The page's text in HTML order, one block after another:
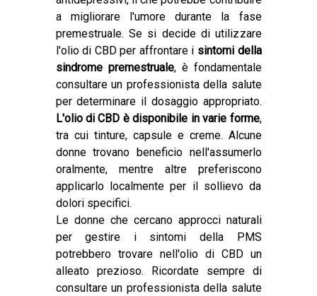
a migliorare l'umore durante la fase
premestruale. Se si decide di utilizzare
l'olio di CBD per affrontare i sintomi della
sindrome premestruale, è fondamentale
consultare un professionista della salute
per determinare il dosaggio appropriato.
L'olio di CBD è disponibile in varie forme,
tra cui tinture, capsule e creme. Alcune
donne trovano beneficio nell'assumerlo
oralmente, mentre altre preferiscono
applicarlo localmente per il sollievo da
dolori specifici.
Le donne che cercano approcci naturali
per gestire i sintomi della PMS
potrebbero trovare nell'olio di CBD un
alleato prezioso. Ricordate sempre di
consultare un professionista della salute